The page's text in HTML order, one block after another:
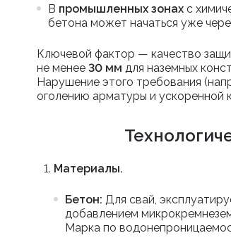
В промышленных зонах с
бетона может начаться уже
Ключевой фактор — качество
не менее 30 мм для наземных
Нарушение этого требования
оголению арматуры и ускоренной
Материалы.
Бетон: Для свай,
добавлением
Марка по